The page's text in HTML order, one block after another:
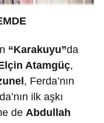
“Karakuyu”da
Atamgüç,
, Ferda’nın
ilk aşkı
de Abdullah